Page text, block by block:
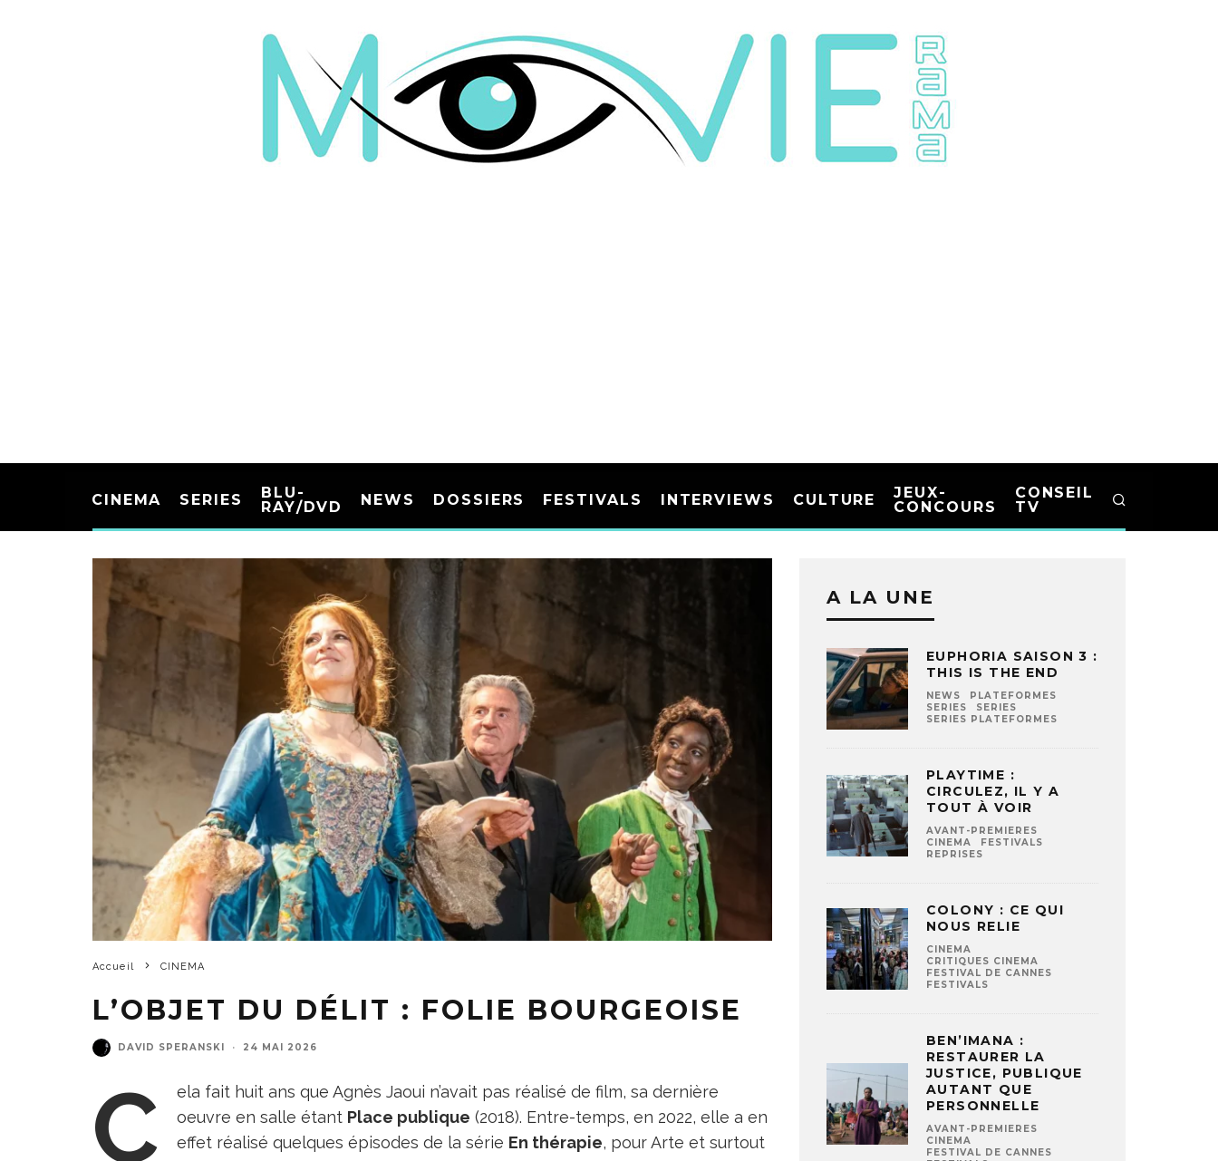
CINEMA SERIES
BLU-
RAY/DVD
NEWS DOSSIERS FESTIVALS INTERVIEWS CULTURE
JEUX-
CONCOURS
CONSEIL
TV
Accueil CINEMA
L’OBJET DU DÉLIT : FOLIE BOURGEOISE
DAVID SPERANSKI · 24 MAI 2026
C
ela fait huit ans que Agnès Jaoui n’avait pas réalisé de film, sa dernière
oeuvre en salle étant Place publique (2018). Entre-temps, en 2022, elle a en
effet réalisé quelques épisodes de la série En thérapie, pour Arte et surtout
A LA UNE
EUPHORIA SAISON 3 :
THIS IS THE END
NEWS
PLATEFORMES
SERIES
SERIES
SERIES PLATEFORMES
PLAYTIME :
CIRCULEZ, IL Y A
TOUT À VOIR
AVANT-PREMIERES
CINEMA
FESTIVALS
REPRISES
COLONY : CE QUI
NOUS RELIE
CINEMA
CRITIQUES CINEMA
FESTIVAL DE CANNES
FESTIVALS
BEN’IMANA :
RESTAURER LA
JUSTICE, PUBLIQUE
AUTANT QUE
PERSONNELLE
AVANT-PREMIERES
CINEMA
FESTIVAL DE CANNES